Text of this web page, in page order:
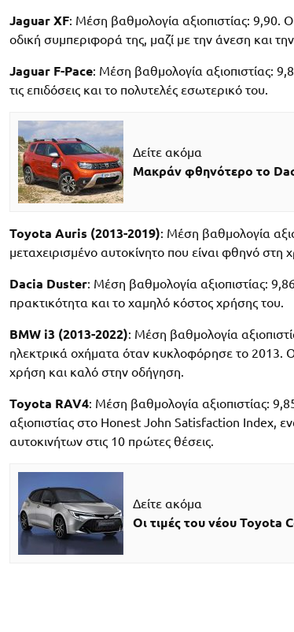
Jaguar XF: Μέση βαθμολογία αξιοπιστίας: 9,90. Οι
οδική συμπεριφορά της, μαζί με την άνεση και
Jaguar F-Pace: Μέση βαθμολογία αξιοπιστίας:
τις επιδόσεις και το πολυτελές εσωτερικό του.
Δείτε ακόμα
Μακράν φθηνότερο το
Toyota Auris (2013-2019): Μέση βαθμολογία
μεταχειρισμένο αυτοκίνητο που είναι φθηνό
Dacia Duster: Μέση βαθμολογία αξιοπιστίας:
πρακτικότητα και το χαμηλό κόστος χρήσης του.
BMW i3 (2013-2022): Μέση βαθμολογία
ηλεκτρικά οχήματα όταν κυκλοφόρησε το 2013.
χρήση και καλό στην οδήγηση.
Toyota RAV4: Μέση βαθμολογία αξιοπιστίας:
αξιοπιστίας στο Honest John Satisfaction Index,
αυτοκινήτων στις 10 πρώτες θέσεις.
Δείτε ακόμα
Οι τιμές του νέου Toyota